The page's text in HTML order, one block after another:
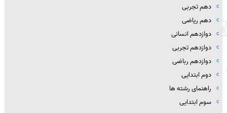
دهم تجربی
دهم ریاضی
دوازدهم انسانی
دوازدهم تجربی
دوازدهم رباضی
دوم ابتدایی
راهنمای رشته ها
سوم ابتدایی